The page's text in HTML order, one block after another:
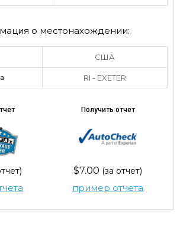
о местонахождении:
США
RI - EXETER
Получить отчет
$7.00 (за отчет)
пример отчета